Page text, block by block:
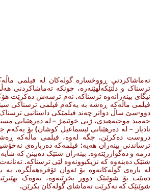
تەماشاکردنی ڕووخسارە گولەکان لە فیلمی
ترسناک و دڵتێکەڵهێنەرە، چونکە تەماشاکردنی
نیگای بینەرانەوە ترسناکە. ئەم ترسەش دەکرێت
فیلمی ماڵەکە ڕەشە بە یەکەم فیلمی ترسناکی
دوو-سێ ساڵ دواتر چەند فیلمێکی داستانیی
حەمید موجتەهیدی، ژنی خوێنمژ – لە دەرهێنانی
نادیار – لە دەرهێنانی ئیسماعیل کوشان) بۆ یەکەم
دروست دەکرێن. جگە لەوە، فیلمی ماڵەکە
ترساندنی بینەران هەیە: فیلمەکە دەربارەی
درمە و دەگوازرێتەوە. بینەران شتێک دەبینن کە
شتێک دەبنەوە کە نزیکبوونەوە لێی ترسناکە.
لە بارەی گولەکانەوە بۆ ئەوان ئۆقرەهەڵگرە، بە
دەبێت بۆ شوێنێک دوور بخرێنەوە، نەوەک
شوێنێک کە نەکرێت تەماشای گولەکان بکرێن.